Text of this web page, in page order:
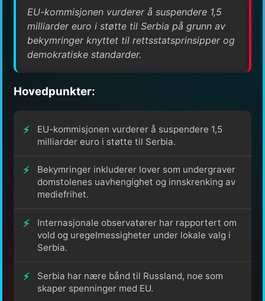
EU-kommisjonen vurderer å suspendere 1,5
milliarder euro i støtte til Serbia på grunn av
bekymringer knyttet til rettsstatsprinsipper og
demokratiske standarder.
Hovedpunkter:
EU-kommisjonen vurderer å suspendere 1,5
milliarder euro i støtte til Serbia.
Bekymringer inkluderer lover som undergraver
domstolenes uavhengighet og innskrenking av
mediefrihet.
Internasjonale observatører har rapportert om
vold og uregelmessigheter under lokale valg i
Serbia.
Serbia har nære bånd til Russland, noe som
skaper spenninger med EU.